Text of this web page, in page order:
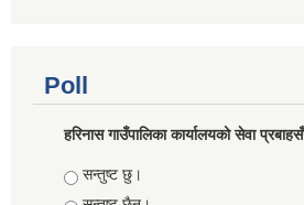
Poll
हरिनास गाउँपालिका कार्यालयको सेवा
Choices
सन्तुष्ट छु।